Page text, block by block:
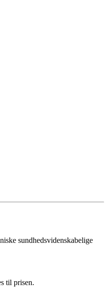
sundhedsvidenskabelige
til prisen.